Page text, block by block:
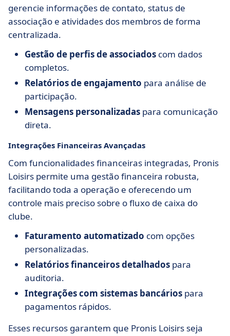
gerencie informações de contato, status de
associação e atividades dos membros de forma
centralizada.
Gestão de perfis de associados com dados
completos.
Relatórios de engajamento para análise de
participação.
Mensagens personalizadas para comunicação
direta.
Integrações Financeiras Avançadas
Com funcionalidades financeiras integradas, Pronis
Loisirs permite uma gestão financeira robusta,
facilitando toda a operação e oferecendo um
controle mais preciso sobre o fluxo de caixa do
clube.
Faturamento automatizado com opções
personalizadas.
Relatórios financeiros detalhados para
auditoria.
Integrações com sistemas bancários para
pagamentos rápidos.
Esses recursos garantem que Pronis Loisirs seja